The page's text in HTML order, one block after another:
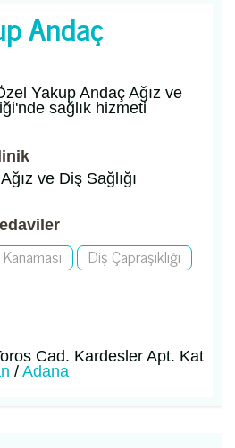
Andaç
Yakup Andaç Ağız ve
sağlık hizmeti
ve Diş Sağlığı
Diş Çapraşıklığı
Cad. Kardesler Apt. Kat
/ Adana